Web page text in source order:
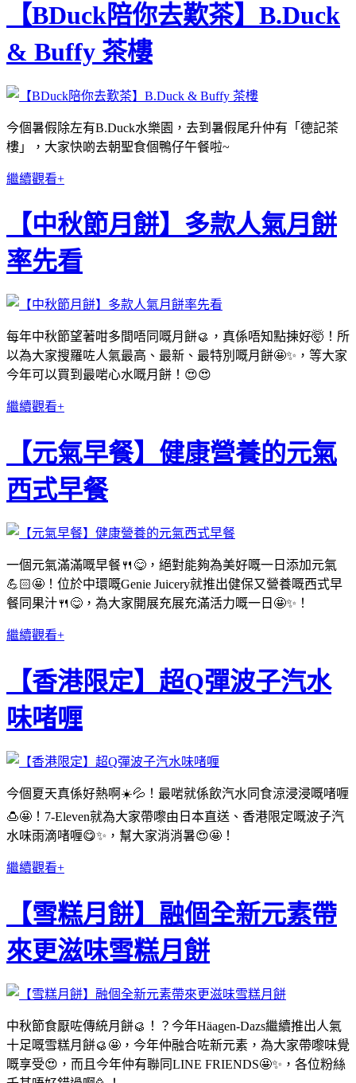
【BDuck陪你去歎茶】B.Duck
& Buffy 茶樓
今個暑假除左有B.Duck水樂園，去到暑假尾升仲有「德記茶
樓」，大家快啲去朝聖食個鴨仔午餐啦~
繼續觀看+
【中秋節月餅】多款人氣月餅
率先看
每年中秋節望著咁多間唔同嘅月餅🥮，真係唔知點揀好🤯！所
以為大家搜羅咗人氣最高、最新、最特別嘅月餅🤩✨，等大家
今年可以買到最啱心水嘅月餅！😍😍
繼續觀看+
【元氣早餐】健康營養的元氣
西式早餐
一個元氣滿滿嘅早餐🍴😋，絕對能夠為美好嘅一日添加元氣
💪🏻🤩！位於中環嘅Genie Juicery就推出健保又營養嘅西式早
餐同果汁🍴😋，為大家開展充展充滿活力嘅一日🤩✨！
繼續觀看+
【香港限定】超Q彈波子汽水
味啫喱
今個夏天真係好熱啊☀️💦！最啱就係飲汽水同食涼浸浸嘅啫喱
🍮🤩！7-Eleven就為大家帶嚟由日本直送、香港限定嘅波子汽
水味雨滴啫喱😋✨，幫大家消消暑😍🤩！
繼續觀看+
【雪糕月餅】融個全新元素帶
來更滋味雪糕月餅
中秋節食厭咗傳統月餅🥮！？今年Häagen-Dazs繼續推出人氣
十足嘅雪糕月餅🥮🤩，今年仲融合咗新元素，為大家帶嚟味覺
嘅享受😍，而且今年仲有聯同LINE FRIENDS🤩✨，各位粉絲